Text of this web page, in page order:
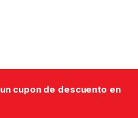
un cupon de descuento en